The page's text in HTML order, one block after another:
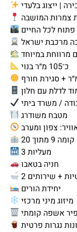
צמרות המושבה
פתוח לכל החיים
מרכבת ישראל
כ־105 מ״ר בנוי
/ משרד ביתי
מטבח משודרג
צפון ומערב
קומה 9 מתוך 20
3 מעליות
חניה בטאבו
+ שירותים
יחידת הורים
מיזוג מיני מרכזי
פיר אשפה קומתי
נגרות פרטית